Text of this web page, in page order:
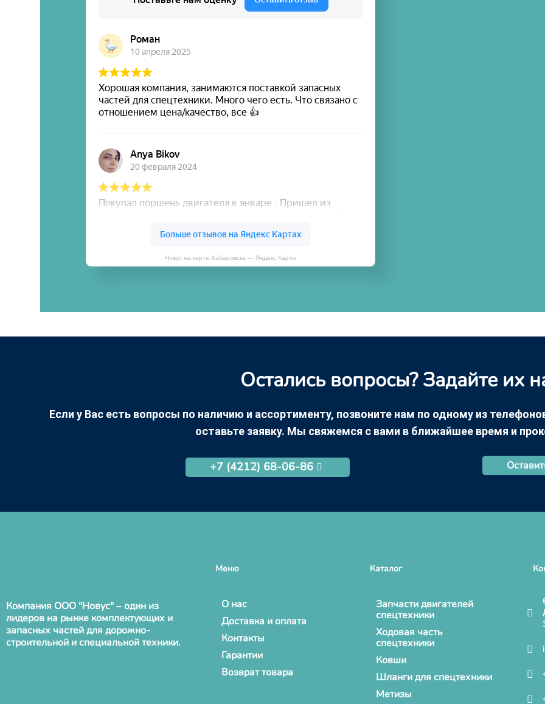
Новус на карте Хабаровска — Яндекс Карты
Остались вопросы? Задайте их
Если у Вас есть вопросы по наличию и ассортименту, позвоните нам по одному из
оставьте заявку. Мы свяжемся с вами в ближайшее время и
+7 (4212) 68-06-86
Компания ООО "Новус" – один из
лидеров на рынке комплектующих и
запасных частей для дорожно-
строительной и специальной техники.
Меню
О нас
Доставка и оплата
Контакты
Гарантии
Возврат товара
Каталог
Запчасти двигателей
спецтехники
Ходовая часть
спецтехники
Ковши
Шланги для спецтехники
Метизы